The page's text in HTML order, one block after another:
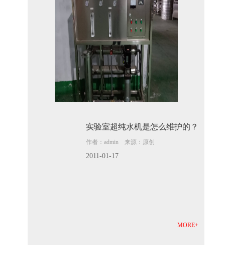
实验室超纯水机是怎么维护的？
作者：admin 来源：原创
2011-01-17
MORE+